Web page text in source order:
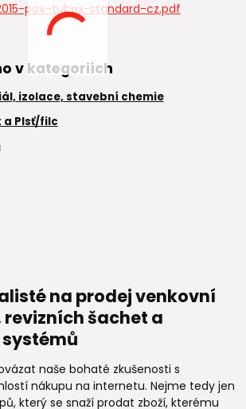
2015-pov-tubex-standard-cz.pdf
v kategoriích
izolace, stavební chemie
a Plsť/filc
na prodej venkovní
šachet a
naše bohaté zkušenosti s
nákupu na internetu. Nejme tedy jen
který se snaží prodat zboží, kterému